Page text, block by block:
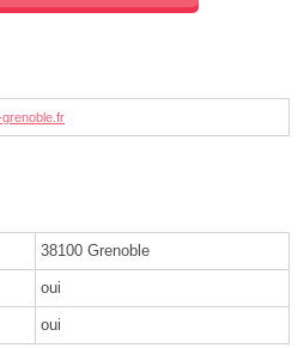
38100 Grenoble
oui
oui